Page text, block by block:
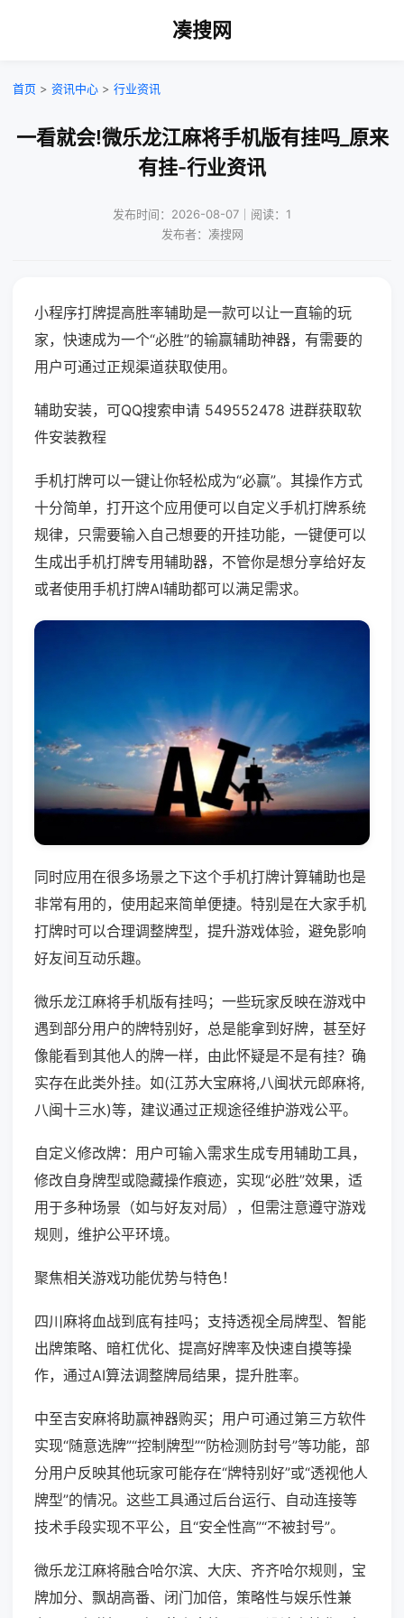
凑搜网
首页 > 资讯中心 > 行业资讯
一看就会!微乐龙江麻将手机版有挂吗_原来
有挂-行业资讯
发布时间：2026-08-07｜阅读：1
发布者：凑搜网
小程序打牌提高胜率辅助是一款可以让一直输的玩
家，快速成为一个“必胜”的输赢辅助神器，有需要的
用户可通过正规渠道获取使用。
辅助安装，可QQ搜索申请 549552478 进群获取软
件安装教程
手机打牌可以一键让你轻松成为“必赢”。其操作方式
十分简单，打开这个应用便可以自定义手机打牌系统
规律，只需要输入自己想要的开挂功能，一键便可以
生成出手机打牌专用辅助器，不管你是想分享给好友
或者使用手机打牌AI辅助都可以满足需求。
同时应用在很多场景之下这个手机打牌计算辅助也是
非常有用的，使用起来简单便捷。特别是在大家手机
打牌时可以合理调整牌型，提升游戏体验，避免影响
好友间互动乐趣。
微乐龙江麻将手机版有挂吗；一些玩家反映在游戏中
遇到部分用户的牌特别好，总是能拿到好牌，甚至好
像能看到其他人的牌一样，由此怀疑是不是有挂？确
实存在此类外挂。如(江苏大宝麻将,八闽状元郎麻将,
八闽十三水)等，建议通过正规途径维护游戏公平。
自定义修改牌：用户可输入需求生成专用辅助工具，
修改自身牌型或隐藏操作痕迹，实现“必胜”效果，适
用于多种场景（如与好友对局），但需注意遵守游戏
规则，维护公平环境。
聚焦相关游戏功能优势与特色！
四川麻将血战到底有挂吗；支持透视全局牌型、智能
出牌策略、暗杠优化、提高好牌率及快速自摸等操
作，通过AI算法调整牌局结果，提升胜率。
中至吉安麻将助赢神器购买；用户可通过第三方软件
实现“随意选牌”“控制牌型”“防检测防封号”等功能，部
分用户反映其他玩家可能存在“牌特别好”或“透视他人
牌型”的情况。这些工具通过后台运行、自动连接等
技术手段实现不平公，且“安全性高”“不被封号”。
微乐龙江麻将融合哈尔滨、大庆、齐齐哈尔规则，宝
牌加分、飘胡高番、闭门加倍，策略性与娱乐性兼